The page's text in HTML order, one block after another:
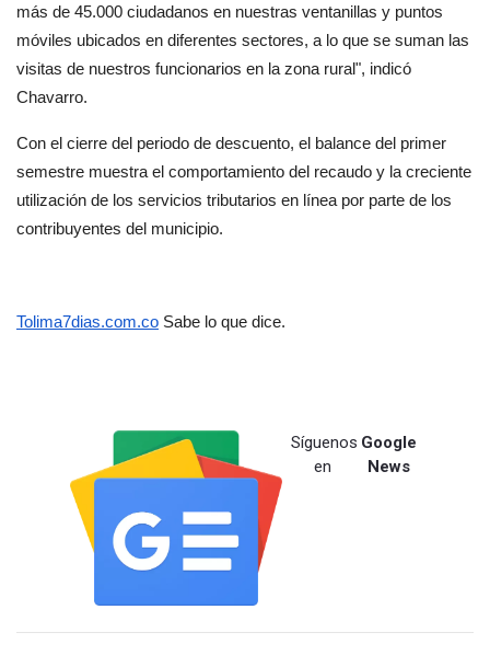
más de 45.000 ciudadanos en nuestras ventanillas y puntos
móviles ubicados en diferentes sectores, a lo que se suman las
visitas de nuestros funcionarios en la zona rural", indicó
Chavarro.
Con el cierre del periodo de descuento, el balance del primer
semestre muestra el comportamiento del recaudo y la creciente
utilización de los servicios tributarios en línea por parte de los
contribuyentes del municipio.
Tolima7dias.com.co Sabe lo que dice.
Síguenos
en
Google
News